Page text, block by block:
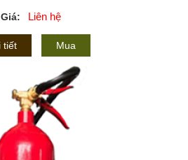
Giá: Liên hệ
tiết Mua